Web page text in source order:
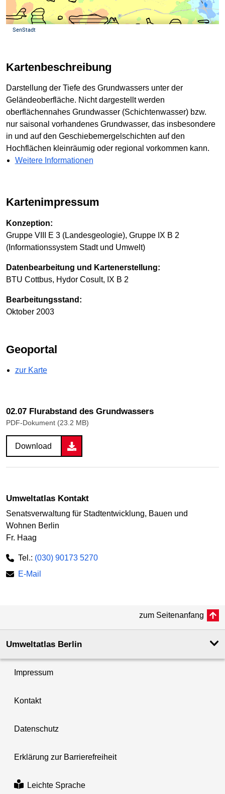
Kartenbeschreibung
Darstellung der Tiefe des Grundwassers unter der
Geländeoberfläche. Nicht dargestellt werden
oberflächennahes Grundwasser (Schichtenwasser) bzw.
nur saisonal vorhandenes Grundwasser, das insbesondere
in und auf den Geschiebemergelschichten auf den
Hochflächen kleinräumig oder regional vorkommen kann.
Weitere Informationen
Kartenimpressum
Konzeption:
Gruppe VIII E 3 (Landesgeologie), Gruppe IX B 2
(Informationssystem Stadt und Umwelt)
Datenbearbeitung und Kartenerstellung:
BTU Cottbus, Hydor Cosult, IX B 2
Bearbeitungsstand:
Oktober 2003
Geoportal
zur Karte
02.07 Flurabstand des Grundwassers
PDF-Dokument (23.2 MB)
Download
Umweltatlas Kontakt
Senatsverwaltung für Stadtentwicklung, Bauen und
Wohnen Berlin
Fr. Haag
Tel.: (030) 90173 5270
E-Mail
zum Seitenanfang
Umweltatlas Berlin
Impressum
Kontakt
Datenschutz
Erklärung zur Barrierefreiheit
Leichte Sprache